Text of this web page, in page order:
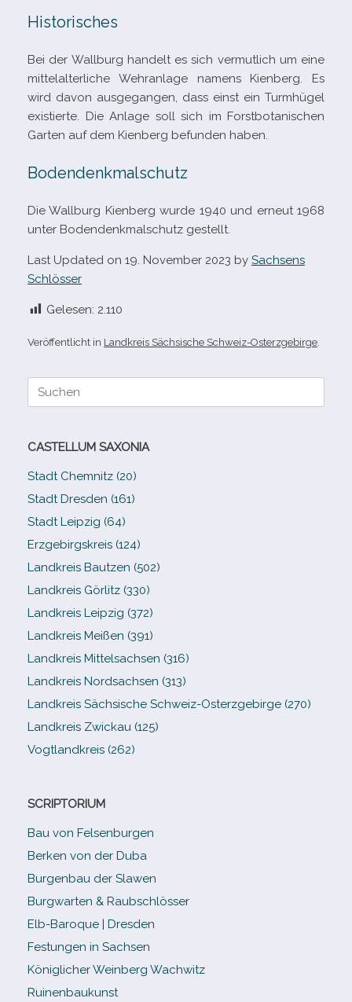
Historisches
Bei der Wallburg han­delt es sich ver­mut­lich um eine
mit­tel­al­ter­li­che Wehranlage namens Kienberg. Es
wird davon aus­ge­gan­gen, dass einst ein Turmhügel
exis­tierte. Die Anlage soll sich im Forstbotanischen
Garten auf dem Kienberg befun­den haben.
Bodendenkmalschutz
Die Wallburg Kienberg wurde 1940 und erneut 1968
unter Bodendenkmalschutz gestellt.
Last Updated on 19. November 2023 by Sachsens
Schlösser
Gelesen: 2.110
Veröffentlicht in Landkreis Sächsische Schweiz-Osterzgebirge
Suche
CASTELLUM SAXONIA
Stadt Chemnitz (20)
Stadt Dresden (161)
Stadt Leipzig (64)
Erzgebirgskreis (124)
Landkreis Bautzen (502)
Landkreis Görlitz (330)
Landkreis Leipzig (372)
Landkreis Meißen (391)
Landkreis Mittelsachsen (316)
Landkreis Nordsachsen (313)
Landkreis Sächsische Schweiz-​Osterzgebirge (270)
Landkreis Zwickau (125)
Vogtlandkreis (262)
SCRIPTORIUM
Bau von Felsenburgen
Berken von der Duba
Burgenbau der Slawen
Burgwarten & Raubschlösser
Elb-​Baroque | Dresden
Festungen in Sachsen
Königlicher Weinberg Wachwitz
Ruinenbaukunst